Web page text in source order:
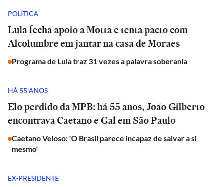
POLÍTICA
Lula fecha apoio a Motta e tenta pacto com
Alcolumbre em jantar na casa de Moraes
Programa de Lula traz 31 vezes a palavra soberania
HÁ 55 ANOS
Elo perdido da MPB: há 55 anos, João Gilberto
encontrava Caetano e Gal em São Paulo
Caetano Veloso: 'O Brasil parece incapaz de salvar a si
mesmo'
EX-PRESIDENTE